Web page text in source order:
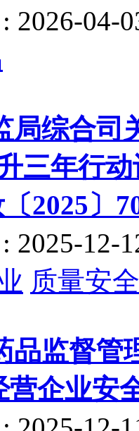
2026-04-
局综合司
三年行
2025〕
2025-12-
质量安全
品监督管
营企业安